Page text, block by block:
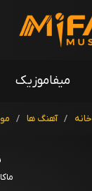
میفاموزیک
خانه / آهنگ ها /